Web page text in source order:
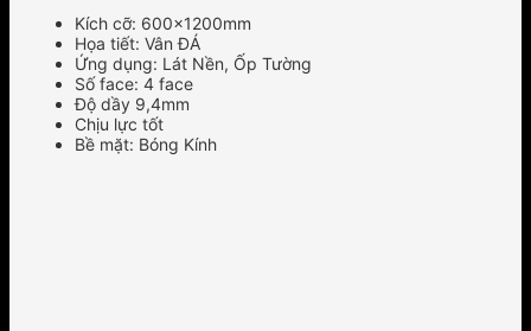
Kích cỡ: 600x1200mm
Họa tiết: Vân ĐÁ
Ứng dụng: Lát Nền, Ốp Tường
Số face: 4 face
Độ dầy 9,4mm
Chịu lực tốt
Bề mặt: Bóng Kính